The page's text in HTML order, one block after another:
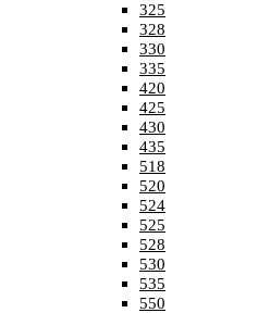
325
328
330
335
420
425
430
435
518
520
524
525
528
530
535
550